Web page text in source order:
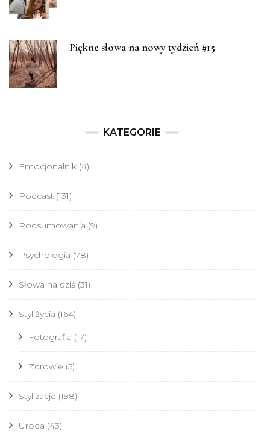
Piękne słowa na nowy tydzień #15
KATEGORIE
Emocjonalnik (4)
Podcast (131)
Podsumowania (9)
Psychologia (78)
Słowa na dziś (31)
Styl życia (164)
Fotografia (17)
Zdrowie (5)
Stylizacje (198)
Uroda (43)